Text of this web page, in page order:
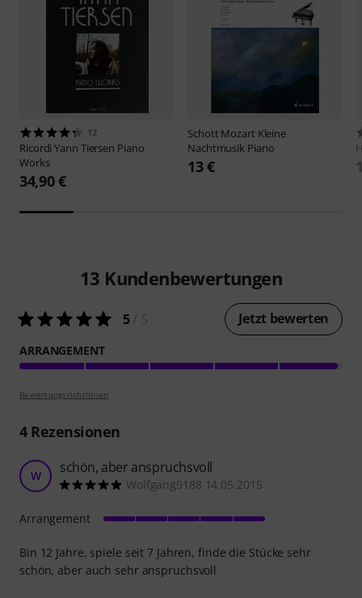
12
RicordiYann Tiersen Piano
Works
34,90 €
Schott Mozart Kleine
Nachtmusik Piano
13 €
13 Kundenbewertungen
5/ 5 Jetzt bewerten
ARRANGEMENT
Bewertungsrichtlinien
4Rezensionen
W schön, aber anspruchsvoll
Wolfgang9188 14.05.2015
Bin 12 Jahre, spiele seit 7 Jahren, finde die Stücke sehr
schön, aber auch sehr anspruchsvoll
Arrangement